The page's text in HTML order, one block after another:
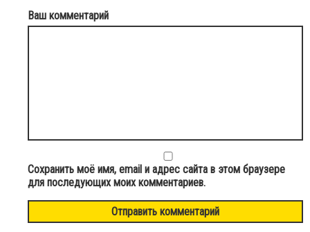
Ваш комментарий
Сохранить моё имя, email и адрес сайта в этом браузере
для последующих моих комментариев.